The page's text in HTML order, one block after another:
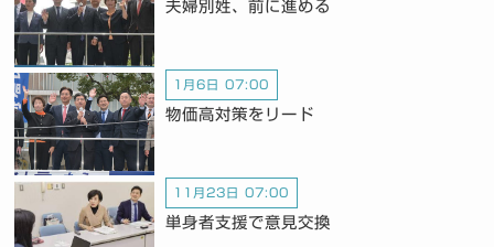
夫婦別姓、前に進める
1月6日 07:00
物価高対策をリード
11月23日 07:00
単身者支援で意見交換